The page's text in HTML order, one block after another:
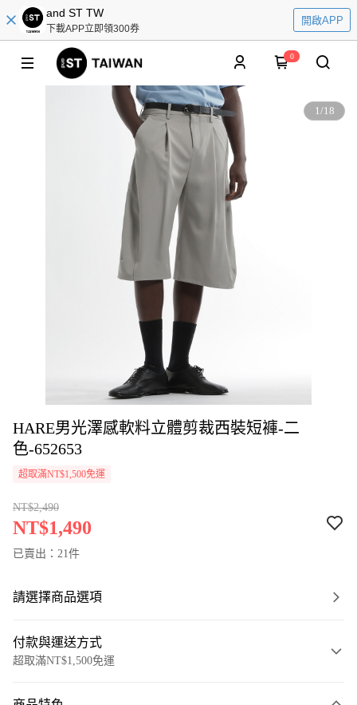
and ST TW
下載APP立即領300券
開啟APP
0
1/18
HARE男光澤感軟料立體剪裁西裝短褲-二
色-652653
超取滿NT$1,500免運
NT$2,490
NT$1,490
已賣出：21件
請選擇商品選項
付款與運送方式
超取滿NT$1,500免運